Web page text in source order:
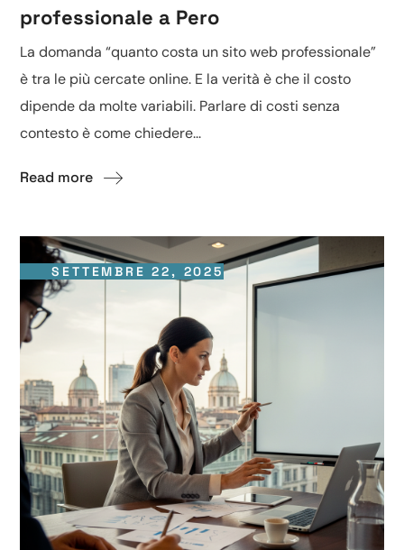
professionale a Pero
La domanda “quanto costa un sito web professionale”
è tra le più cercate online. E la verità è che il costo
dipende da molte variabili. Parlare di costi senza
contesto è come chiedere...
Read more
SETTEMBRE 22, 2025